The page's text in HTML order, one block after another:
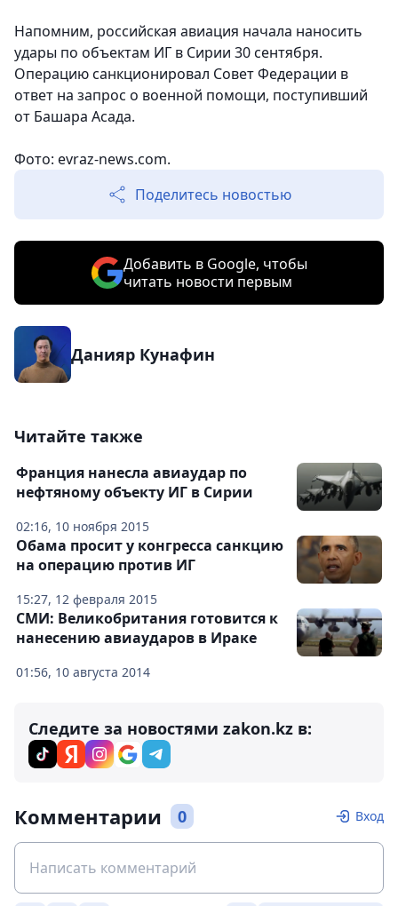
Напомним, российская авиация начала наносить
удары по объектам ИГ в Сирии 30 сентября.
Операцию санкционировал Совет Федерации в
ответ на запрос о военной помощи, поступивший
от Башара Асада.
Фото: evraz-news.com.
Поделитесь новостью
Добавить в Google, чтобы
читать новости первым
Данияр Кунафин
Читайте также
02:16, 10 ноября 2015
Франция нанесла авиаудар по
нефтяному объекту ИГ в Сирии
15:27, 12 февраля 2015
Обама просит у конгресса санкцию
на операцию против ИГ
01:56, 10 августа 2014
СМИ: Великобритания готовится к
нанесению авиаударов в Ираке
Следите за новостями zakon.kz в:
Комментарии 0 Вход